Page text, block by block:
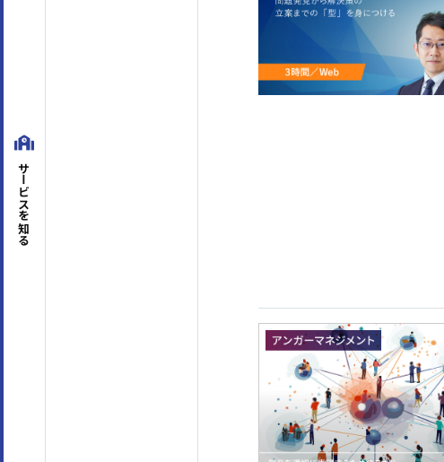
サービスを
知る
階層別マインドセット・知識(45) アセスメント研修(1)
(45) 目標管理(7) 人材育成 (19)